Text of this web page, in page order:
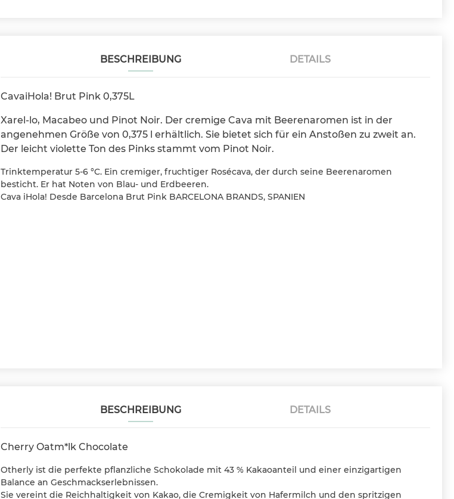
BESCHREIBUNG DETAILS
CavaiHola! Brut Pink 0,375L
Xarel-lo, Macabeo und Pinot Noir. Der cremige Cava mit Beerenaromen ist in der
angenehmen Größe von 0,375 l erhältlich. Sie bietet sich für ein Anstoßen zu zweit an.
Der leicht violette Ton des Pinks stammt vom Pinot Noir.
Trinktemperatur 5-6 °C. Ein cremiger, fruchtiger Rosécava, der durch seine Beerenaromen
besticht. Er hat Noten von Blau- und Erdbeeren.
Cava iHola! Desde Barcelona Brut Pink BARCELONA BRANDS, SPANIEN
BESCHREIBUNG DETAILS
Cherry Oatm*lk Chocolate
Otherly ist die perfekte pflanzliche Schokolade mit 43 % Kakaoanteil und einer einzigartigen
Balance an Geschmackserlebnissen.
Sie vereint die Reichhaltigkeit von Kakao, die Cremigkeit von Hafermilch und den spritzigen